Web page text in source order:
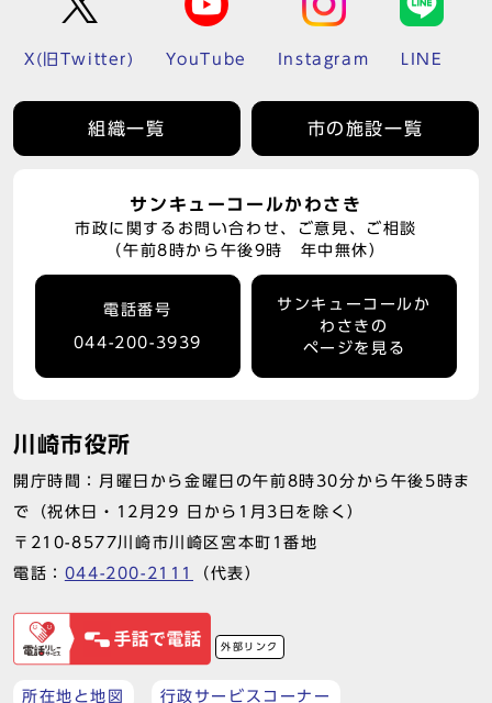
X(旧Twitter) YouTube Instagram LINE
組織一覧 市の施設一覧
サンキューコールかわさき
市政に関するお問い合わせ、ご意見、ご相談
（午前8時から午後9時 年中無休）
電話番号
044-200-3939
サンキューコールか
わさきの
ページを見る
川崎市役所
開庁時間：月曜日から金曜日の午前8時30分から午後5時ま
で（祝休日・12月29 日から1月3日を除く）
〒210-8577川崎市川崎区宮本町1番地
電話： 044-200-2111 （代表）
外部リンク
所在地と地図 行政サービスコーナー